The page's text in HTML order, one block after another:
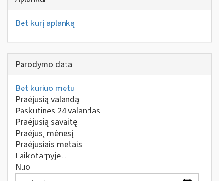
Bet kurį aplanką
Parodymo data
Bet kuriuo metu
Praėjusią valandą
Paskutines 24 valandas
Praėjusią savaitę
Praėjusį mėnesį
Praėjusiais metais
Laikotarpyje…
Nuo